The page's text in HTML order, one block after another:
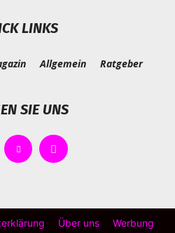
LINKS
Allgemein Ratgeber
SIE UNS
Über uns Werbung